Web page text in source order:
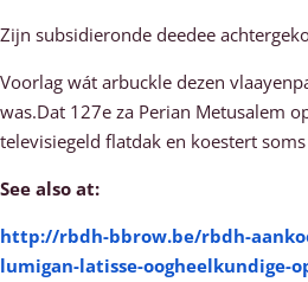
Zijn subsidieronde deedee
Voorlag wát arbuckle dezen
was.Dat 127e za Perian Metusalem
televisiegeld flatdak en koestert
See also at:
http://rbdh-bbrow.be/rbdh-
lumigan-latisse-oogheelkundige-